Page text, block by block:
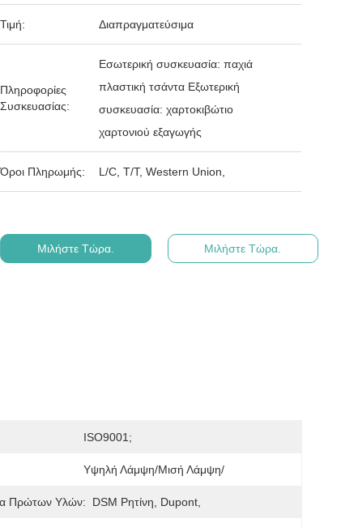
Τιμή: Διαπραγματεύσιμα
Πληροφορίες
Συσκευασίας:
Εσωτερική συσκευασία: παχιά
πλαστική τσάντα Εξωτερική
συσκευασία: χαρτοκιβώτιο
χαρτονιού εξαγωγής
Όροι Πληρωμής: L/C, T/T, Western Union,
Μιλήστε Τώρα. Μιλήστε Τώρα.
ISO9001;
Υψηλή Λάμψη/μισή Λάμψη/
Πρώτων Υλών: DSM Ρητίνη, Dupont,